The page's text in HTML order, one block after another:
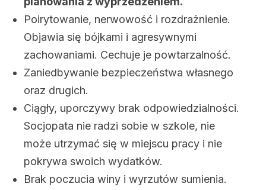
Poirytowanie, nerwowość i rozdrażnienie.
Objawia się bójkami i agresywnymi
zachowaniami. Cechuje je powtarzalność.
Zaniedbywanie bezpieczeństwa własnego
oraz drugich.
Ciągły, uporczywy brak odpowiedzialności.
Socjopata nie radzi sobie w szkole, nie
może utrzymać się w miejscu pracy i nie
pokrywa swoich wydatków.
Brak poczucia winy i wyrzutów sumienia.